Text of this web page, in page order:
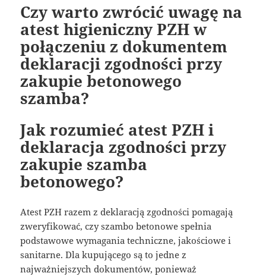
Czy warto zwrócić uwagę na
atest higieniczny PZH w
połączeniu z dokumentem
deklaracji zgodności przy
zakupie betonowego
szamba?
Jak rozumieć atest PZH i
deklaracja zgodności przy
zakupie szamba
betonowego?
Atest PZH razem z deklaracją zgodności pomagają
zweryfikować, czy szambo betonowe spełnia
podstawowe wymagania techniczne, jakościowe i
sanitarne. Dla kupującego są to jedne z
najważniejszych dokumentów, ponieważ